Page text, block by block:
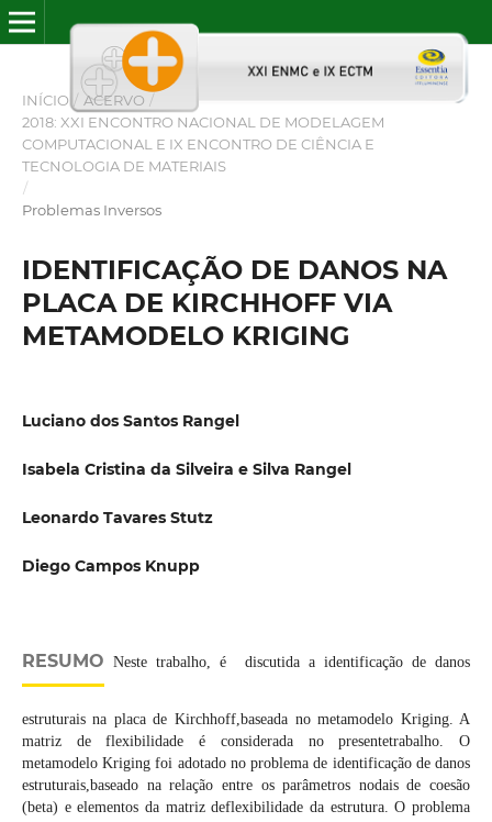
INÍCIO / ACERVO /
2018: XXI ENCONTRO NACIONAL DE MODELAGEM
COMPUTACIONAL E IX ENCONTRO DE CIÊNCIA E
TECNOLOGIA DE MATERIAIS
/
Problemas Inversos
IDENTIFICAÇÃO DE DANOS NA
PLACA DE KIRCHHOFF VIA
METAMODELO KRIGING
Luciano dos Santos Rangel
Isabela Cristina da Silveira e Silva Rangel
Leonardo Tavares Stutz
Diego Campos Knupp
RESUMO Neste trabalho, é discutida a identificação de danos
estruturais na placa de Kirchhoff,baseada no metamodelo Kriging. A
matriz de flexibilidade é considerada no presentetrabalho. O
metamodelo Kriging foi adotado no problema de identificação de danos
estruturais,baseado na relação entre os parâmetros nodais de coesão
(beta) e elementos da matriz deflexibilidade da estrutura. O problema